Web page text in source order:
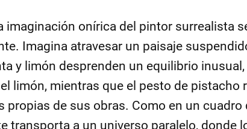
imaginación onírica del pintor surrealista
Imagina atravesar un paisaje
y limón desprenden un equilibrio
limón, mientras que el pesto de pistacho
propias de sus obras. Como en un cuadro
transporta a un universo paralelo, donde